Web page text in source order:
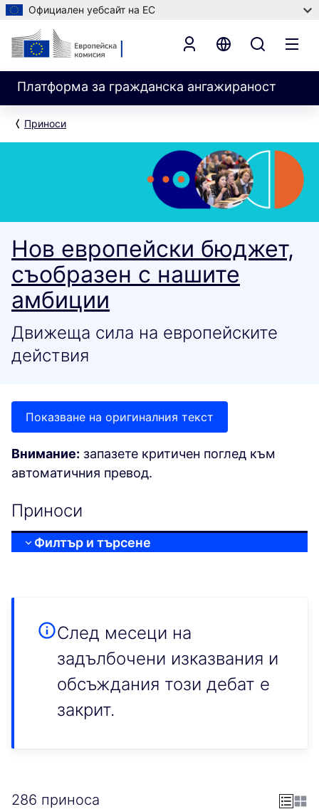
Официален уебсайт на ЕС
Платформа за гражданска ангажираност
Приноси
Нов европейски бюджет,
съобразен с нашите
амбиции
Движеща сила на европейските
действия
Показване на оригиналния текст
Внимание: запазете критичен поглед към
автоматичния превод.
Приноси
Филтър и търсене
След месеци на
задълбочени изказвания и
обсъждания този дебат е
закрит.
286 приноса